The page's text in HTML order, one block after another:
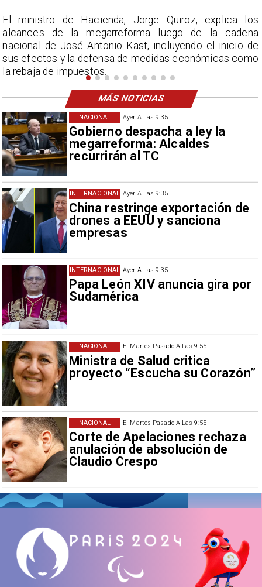
Ayer A Las 9:35
Gobierno despacha a ley la
megarreforma: Alcaldes
recurrirán al TC
NACIONAL
Ayer A Las 9:35
China restringe exportación de
drones a EEUU y sanciona
empresas
INTERNACIONAL
Ayer A Las 9:35
Papa León XIV anuncia gira por
Sudamérica
INTERNACIONAL
El Martes Pasado A Las 9:55
Ministra de Salud critica
proyecto “Escucha su Corazón”
NACIONAL
El Martes Pasado A Las 9:55
Corte de Apelaciones rechaza
anulación de absolución de
Claudio Crespo
NACIONAL
Se considera la creación de un estado de excepción
para restringir la libertad de movimiento en sectores
específicos, bajo el control de Carabineros y apoyo de
las Fuerzas Armadas.
MÁS NOTICIAS